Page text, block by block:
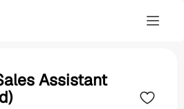
Assistant